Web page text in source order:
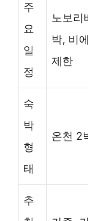
주
요
일
정
노보리
박, 비
제한
숙
박
형
태
온천 2
추